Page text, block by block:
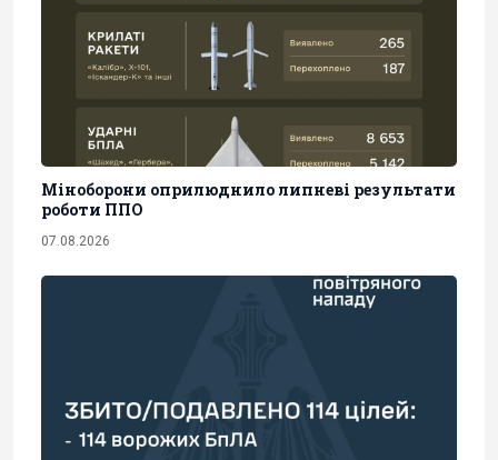
Міноборони оприлюднило липневі результати
роботи ППО
07.08.2026